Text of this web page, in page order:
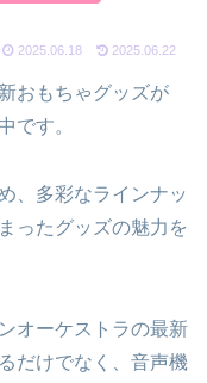
2025.06.18 2025.06.22
おもちゃグッズが
です。
、多彩なラインナッ
ったグッズの魅力を
オーケストラの最新
だけでなく、音声機